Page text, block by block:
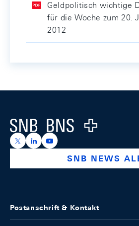
Geldpolitisch wichtige
für die Woche zum 20.
2012
Logo
https://x.com/snb_bns
https://ch.linkedin.com/
https://
SNB NEWS
Postanschrift & Kontakt